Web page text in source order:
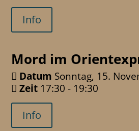
Info
Mord im
Datum Sonntag, 15.
Zeit 17:30 - 19:30
Info